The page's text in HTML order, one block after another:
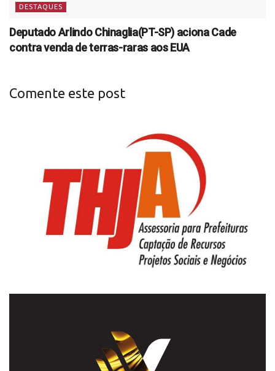
DESTAQUES
Deputado Arlindo Chinaglia(PT-SP) aciona Cade
contra venda de terras-raras aos EUA
Comente este post